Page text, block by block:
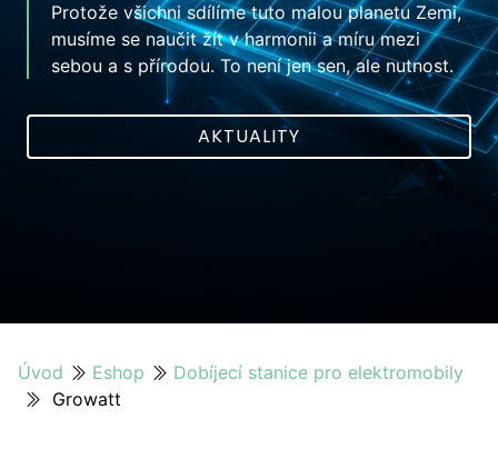
Protože všichni sdílíme tuto malou planetu Zemi,
musíme se naučit žít v harmonii a míru mezi
sebou a s přírodou. To není jen sen, ale nutnost.
AKTUALITY
Úvod Eshop
Dobíjecí stanice pro elektromobily
Growatt